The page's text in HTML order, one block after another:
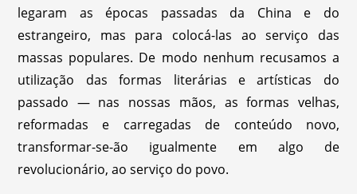
legaram as épocas passadas da China e do
estrangeiro, mas para colocá-las ao serviço das
massas populares. De modo nenhum recusamos a
utilização das formas literárias e artísticas do
passado — nas nossas mãos, as formas velhas,
reformadas e carregadas de conteúdo novo,
transformar-se-ão igualmente em algo de
revolucionário, ao serviço do povo.